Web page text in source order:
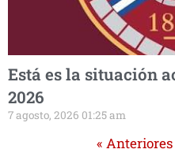
Está es la situación
2026
7 agosto, 2026 01:25 am
« Anteriores